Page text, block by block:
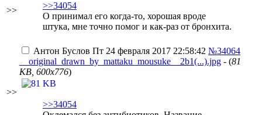
>>
>>34054
О принимал его когда-то, хорошая вроде
штука, мне точно помог и как-раз от бронхита.
>>
Антон Буслов Пт 24 февраля 2017 22:58:42 №34064
__original_drawn_by_mattaku_mousuke__2b1(...).jpg - (81
KB, 600x776)
>>34054